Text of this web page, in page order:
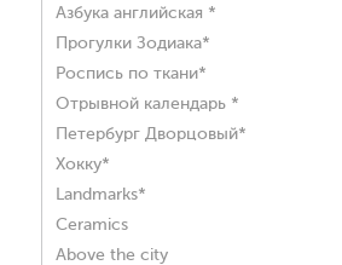
Азбука английская *
Прогулки Зодиака*
Роспись по ткани*
Отрывной календарь *
Петербург Дворцовый*
Хокку*
Landmarks*
Ceramics
Above the city